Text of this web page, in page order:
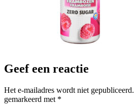
Geef een reactie
Het e-mailadres wordt niet gepubliceerd.
gemarkeerd met *